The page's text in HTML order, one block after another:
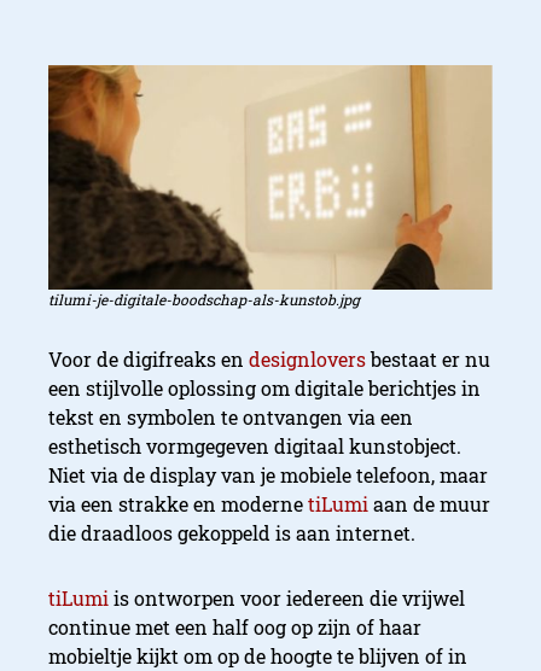
tilumi-je-digitale-boodschap-als-kunstob.jpg
Voor de digifreaks en designloversbestaat er nu
een stijlvolle oplossing om digitale berichtjes in
tekst en symbolen te ontvangen via een
esthetisch vormgegeven digitaal kunstobject.
Niet via de display van je mobiele telefoon, maar
via een strakke en modernetiLumiaan de muur
die draadloos gekoppeld is aan internet.
tiLumiis ontworpen voor iedereen die vrijwel
continue met een half oog op zijn of haar
mobieltje kijkt om op de hoogte te blijven of in